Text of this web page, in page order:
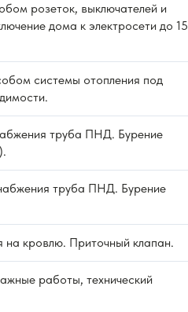
розеток, выключателей и
дома к электросети до 15
системы отопления под
труба ПНД. Бурение
труба ПНД. Бурение
на кровлю. Приточный клапан.
работы, технический